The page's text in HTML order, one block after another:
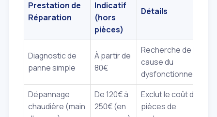
Prestation de
Réparation
Indicatif
(hors
pièces)
Détails
Diagnostic de
panne simple
À partir de
80€
Recherche de la
cause du
dysfonctionnement.
Dépannage
chaudière (main
De 120€ à
250€ (en
Exclut le coût des
pièces de